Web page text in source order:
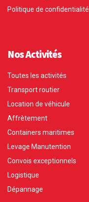
Politique de confidentialité
Nos Activités
Toutes les activités
Transport routier
Location de véhicule
Affrètement
Containers maritimes
Levage Manutention
Convois exceptionnels
Logistique
Dépannage